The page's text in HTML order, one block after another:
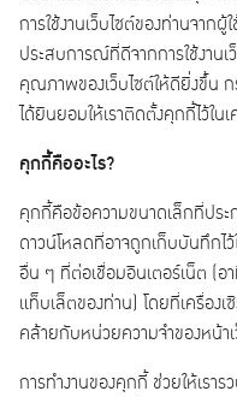
การใช้งานเว็บไซต์ของท่านจากผู้
ประสบการณ์ที่ดีจากการใช้งาน
คุณภาพของเว็บไซต์ให้ดียิ่งขึ้น
ได้ยินยอมให้เราติดตั้งคุกกี้ไว้ใน
คุกกี้คืออะไร?
คุกกี้คือข้อความขนาดเล็กที่ปร
ดาวน์โหลดที่อาจถูกเก็บบันทึกไ
อื่น ๆ ที่ต่อเชื่อมอินเตอร์เน็ต (อ
แท็บเล็ตของท่าน) โดยที่เครื่องเ
คล้ายกับหน่วยความจำของหน้า
การทำงานของคุกกี้ ช่วยให้เรา